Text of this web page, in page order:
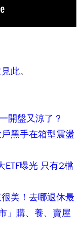
此。
開盤又涼了？
黑手在箱型震盪
曝光 只有2檔
美！去哪退休最
」購、養、賣屋